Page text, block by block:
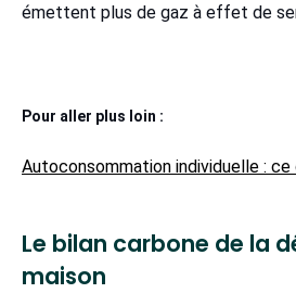
émettent plus de gaz à effet de
Pour aller plus loin :
Autoconsommation individuelle : ce
Le bilan carbone de la
maison